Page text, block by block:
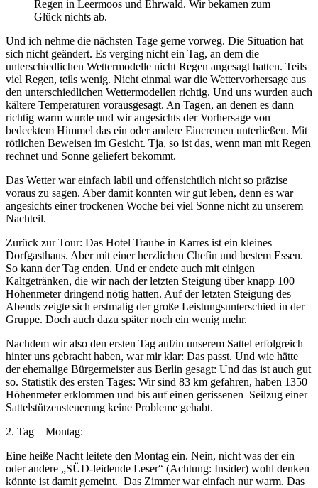
Regen in Leermoos und Ehrwald. Wir bekamen zum
Glück nichts ab.
Und ich nehme die nächsten Tage gerne vorweg. Die Situation hat
sich nicht geändert. Es verging nicht ein Tag, an dem die
unterschiedlichen Wettermodelle nicht Regen angesagt hatten. Teils
viel Regen, teils wenig. Nicht einmal war die Wettervorhersage aus
den unterschiedlichen Wettermodellen richtig. Und uns wurden auch
kältere Temperaturen vorausgesagt. An Tagen, an denen es dann
richtig warm wurde und wir angesichts der Vorhersage von
bedecktem Himmel das ein oder andere Eincremen unterließen. Mit
rötlichen Beweisen im Gesicht. Tja, so ist das, wenn man mit Regen
rechnet und Sonne geliefert bekommt.
Das Wetter war einfach labil und offensichtlich nicht so präzise
voraus zu sagen. Aber damit konnten wir gut leben, denn es war
angesichts einer trockenen Woche bei viel Sonne nicht zu unserem
Nachteil.
Zurück zur Tour: Das Hotel Traube in Karres ist ein kleines
Dorfgasthaus. Aber mit einer herzlichen Chefin und bestem Essen.
So kann der Tag enden. Und er endete auch mit einigen
Kaltgetränken, die wir nach der letzten Steigung über knapp 100
Höhenmeter dringend nötig hatten. Auf der letzten Steigung des
Abends zeigte sich erstmalig der große Leistungsunterschied in der
Gruppe. Doch auch dazu später noch ein wenig mehr.
Nachdem wir also den ersten Tag auf/in unserem Sattel erfolgreich
hinter uns gebracht haben, war mir klar: Das passt. Und wie hätte
der ehemalige Bürgermeister aus Berlin gesagt: Und das ist auch gut
so. Statistik des ersten Tages: Wir sind 83 km gefahren, haben 1350
Höhenmeter erklommen und bis auf einen gerissenen Seilzug einer
Sattelstützensteuerung keine Probleme gehabt.
2. Tag – Montag:
Eine heiße Nacht leitete den Montag ein. Nein, nicht was der ein
oder andere „SÜD-leidende Leser“ (Achtung: Insider) wohl denken
könnte ist damit gemeint. Das Zimmer war einfach nur warm. Das